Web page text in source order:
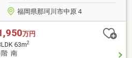
福岡県那珂川市中原４
万円
63m2
階 南